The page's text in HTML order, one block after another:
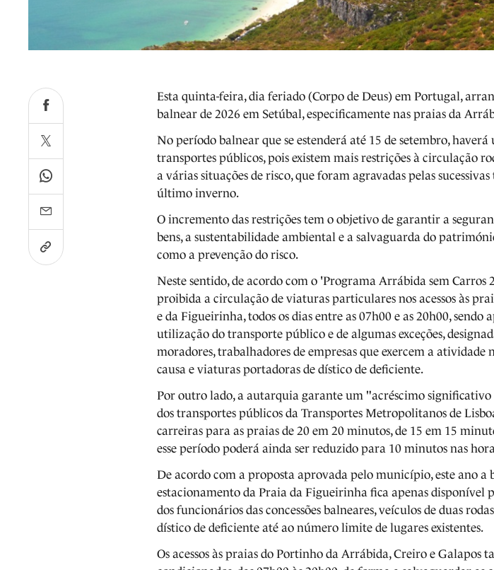
Esta quinta-feira, dia feriado (Corpo de Deus) em Portugal,
balnear de 2026 em Setúbal, especificamente nas praias da
No período balnear que se estenderá até 15 de setembro, haverá
transportes públicos, pois existem mais restrições à circulação
a várias situações de risco, que foram agravadas pelas sucessivas
último inverno.
O incremento das restrições tem o objetivo de garantir a
bens, a sustentabilidade ambiental e a salvaguarda do
como a prevenção do risco.
Neste sentido, de acordo com o 'Programa Arrábida sem Carros
proibida a circulação de viaturas particulares nos acessos às
e da Figueirinha, todos os dias entre as 07h00 e as 20h00, sendo
utilização do transporte público e de algumas exceções,
moradores, trabalhadores de empresas que exercem a atividade
causa e viaturas portadoras de dístico de deficiente.
Por outro lado, a autarquia garante um "acréscimo significativo
dos transportes públicos da Transportes Metropolitanos de
carreiras para as praias de 20 em 20 minutos, de 15 em 15
esse período poderá ainda ser reduzido para 10 minutos nas
De acordo com a proposta aprovada pelo município, este ano a
estacionamento da Praia da Figueirinha fica apenas disponível
dos funcionários das concessões balneares, veículos de duas
dístico de deficiente até ao número limite de lugares existentes.
Os acessos às praias do Portinho da Arrábida, Creiro e Galapos